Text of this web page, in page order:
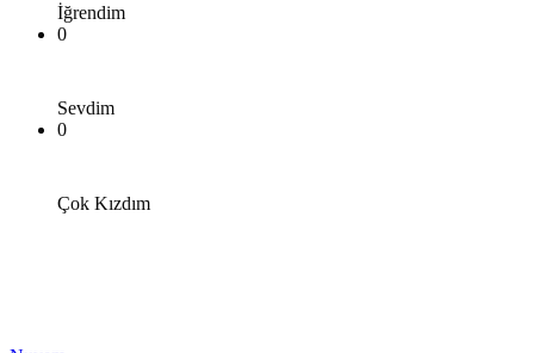
İğrendim
0
Sevdim
0
Çok Kızdım